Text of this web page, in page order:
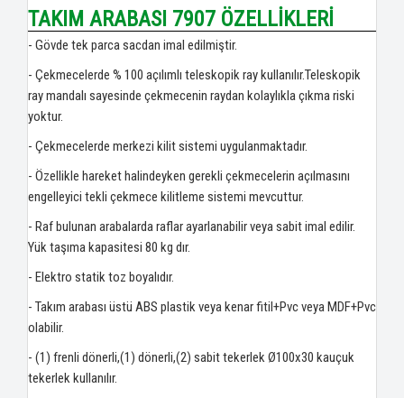
TAKIM ARABASI 7907 ÖZELLİKLERİ
- Gövde tek parca sacdan imal edilmiştir.
- Çekmecelerde % 100 açılımlı teleskopik ray kullanılır.Teleskopik
ray mandalı sayesinde çekmecenin raydan kolaylıkla çıkma riski
yoktur.
- Çekmecelerde merkezi kilit sistemi uygulanmaktadır.
- Özellikle hareket halindeyken gerekli çekmecelerin açılmasını
engelleyici tekli çekmece kilitleme sistemi mevcuttur.
- Raf bulunan arabalarda raflar ayarlanabilir veya sabit imal edilir.
Yük taşıma kapasitesi 80 kg dır.
- Elektro statik toz boyalıdır.
- Takım arabası üstü ABS plastik veya kenar fitil+Pvc veya MDF+Pvc
olabilir.
- (1) frenli dönerli,(1) dönerli,(2) sabit tekerlek Ø100x30 kauçuk
tekerlek kullanılır.